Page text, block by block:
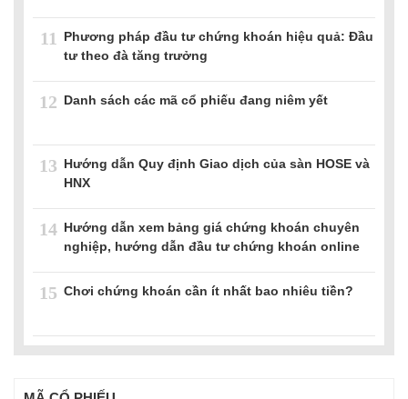
11
Phương pháp đầu tư chứng khoán hiệu quả: Đầu
tư theo đà tăng trưởng
12 Danh sách các mã cổ phiếu đang niêm yết
13 Hướng dẫn Quy định Giao dịch của sàn HOSE và
HNX
14 Hướng dẫn xem bảng giá chứng khoán chuyên
nghiệp, hướng dẫn đầu tư chứng khoán online
15 Chơi chứng khoán cần ít nhất bao nhiêu tiền?